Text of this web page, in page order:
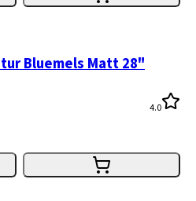
Bluemels Matt 28"
4.0